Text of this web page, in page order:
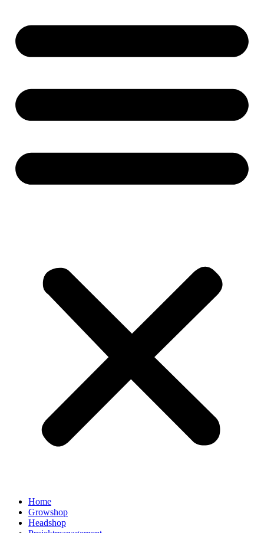
Home
Growshop
Headshop